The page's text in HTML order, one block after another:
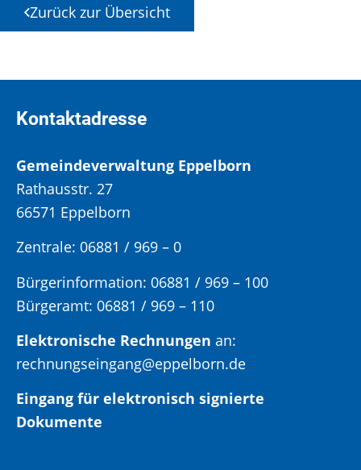
Zurück zur Übersicht
Kontaktadresse
Gemeindeverwaltung Eppelborn
Rathausstr. 27
66571 Eppelborn
Zentrale: 06881 / 969 – 0
Bürgerinformation: 06881 / 969 – 100
Bürgeramt: 06881 / 969 – 110
Elektronische Rechnungen an:
rechnungseingang@eppelborn.de
Eingang für elektronisch signierte
Dokumente